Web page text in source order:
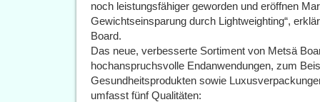
noch leistungsfähiger geworden und eröffnen
Gewichtseinsparung durch Lightweighting“,
Board.
Das neue, verbesserte Sortiment von Metsä
hochanspruchsvolle Endanwendungen, zum
Gesundheitsprodukten sowie
umfasst fünf Qualitäten: